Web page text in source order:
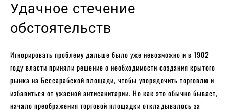
Удачное стечение
обстоятельств
Игнорировать проблему дальше было уже невозможно и в 1902
году власти приняли решение о необходимости создания крытого
рынка на Бессарабской площади, чтобы упорядочить торговлю и
избавиться от ужасной антисанитарии. Но как это обычно бывает,
начало преображения торговой площадки откладывалось за